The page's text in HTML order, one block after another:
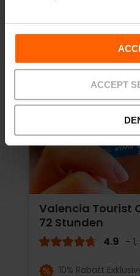
ACCEPT
Valencia Tourist
72 Stunden
4.9 -
10% Rabatt